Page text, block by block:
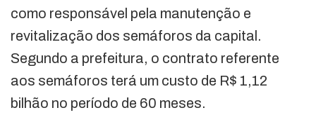
como responsável pela manutenção e
revitalização dos semáforos da capital.
Segundo a prefeitura, o contrato referente
aos semáforos terá um custo de R$ 1,12
bilhão no período de 60 meses.